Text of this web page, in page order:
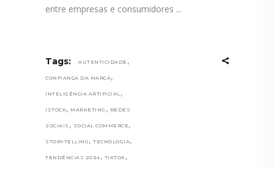
entre empresas e consumidores
Tags: AUTENTICIDADE ,
CONFIANÇA DA MARCA ,
INTELIGÊNCIA ARTIFICIAL ,
ISTOCK, MARKETING , REDES
SOCIAIS , SOCIAL COMMERCE ,
STORYTELLING , TECNOLOGIA ,
TENDÊNCIAS 2024 , TIKTOK ,